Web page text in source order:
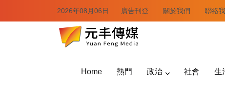
2026年08月06日 廣告刊登 關於我們 聯絡
Home 熱門 政治 社會 生